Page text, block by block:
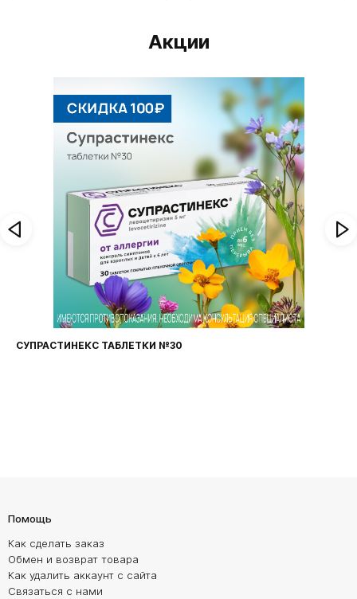
Акции
СУПРАСТИНЕКС ТАБЛЕТКИ №30
Помощь
Как сделать заказ
Обмен и возврат товара
Как удалить аккаунт с сайта
Связаться с нами